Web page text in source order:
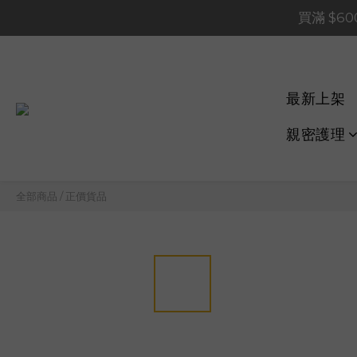
買滿
買滿
買滿
最新上架
親密護理
全部商品 / 正價貨品